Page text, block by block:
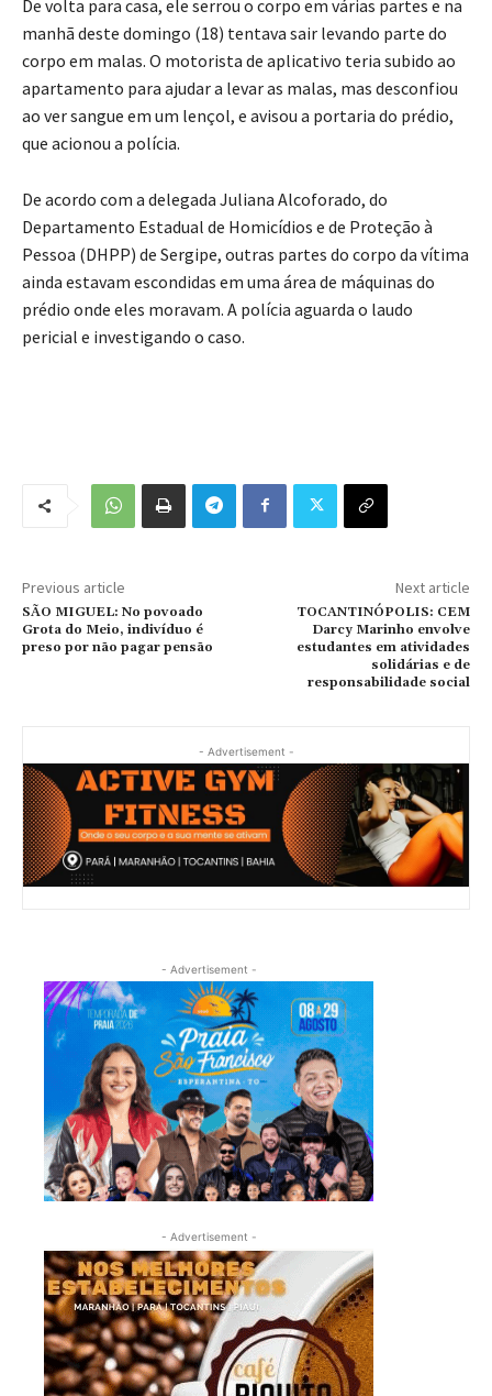
De volta para casa, ele serrou o corpo em várias partes e na
manhã deste domingo (18) tentava sair levando parte do
corpo em malas. O motorista de aplicativo teria subido ao
apartamento para ajudar a levar as malas, mas desconfiou
ao ver sangue em um lençol, e avisou a portaria do prédio,
que acionou a polícia.
De acordo com a delegada Juliana Alcoforado, do
Departamento Estadual de Homicídios e de Proteção à
Pessoa (DHPP) de Sergipe, outras partes do corpo da vítima
ainda estavam escondidas em uma área de máquinas do
prédio onde eles moravam. A polícia aguarda o laudo
pericial e investigando o caso.
Previous article
SÃO MIGUEL: No povoado
Grota do Meio, indivíduo é
preso por não pagar pensão
Next article
TOCANTINÓPOLIS: CEM
Darcy Marinho envolve
estudantes em atividades
solidárias e de
responsabilidade social
- Advertisement -
- Advertisement -
- Advertisement -